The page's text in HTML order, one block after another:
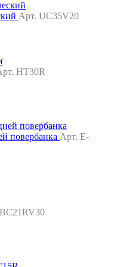
Арт. UC35V20
HT30R
повербанка Арт. E-